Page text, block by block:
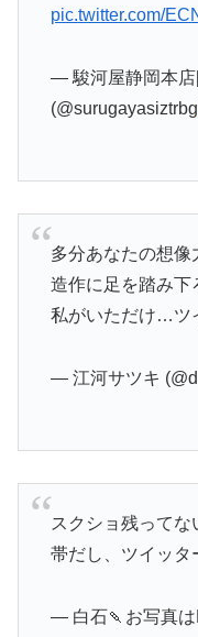
pic.twitter.com/
— 駿河屋静岡本店
多分あなたの想
造作に足を踏み下
私がいただけ…ツ
— 江河サツキ
スクショ残って
帯だし、ツイッタ
— 白石🍡お写真は